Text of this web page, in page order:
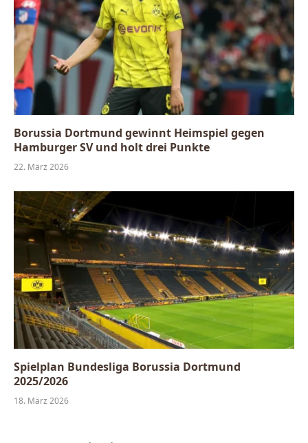
Borussia Dortmund gewinnt Heimspiel gegen
Hamburger SV und holt drei Punkte
22. März 2026
Spielplan Bundesliga Borussia Dortmund
2025/2026
18. März 2026